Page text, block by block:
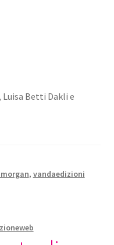
Betti Dakli e
, vandaedizioni